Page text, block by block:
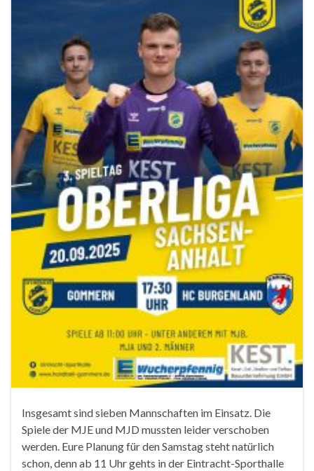
Insgesamt sind sieben Mannschaften im Einsatz. Die
Spiele der MJE und MJD mussten leider verschoben
werden. Eure Planung für den Samstag steht natürlich
schon, denn ab 11 Uhr gehts in der Eintracht-Sporthalle